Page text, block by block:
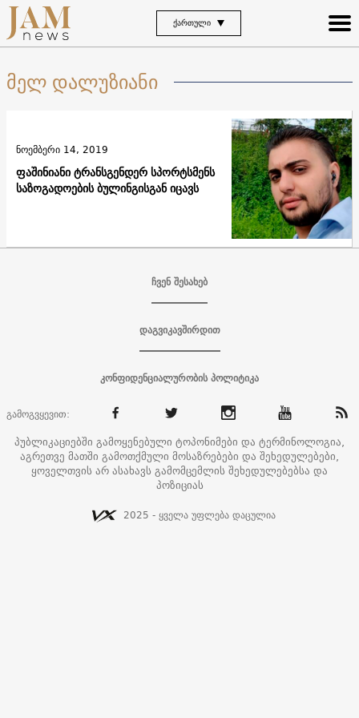
ᲥᲐᲠᲗᲣᲚᲘ
მელ დალუზიანი
ფაშინიანი ტრანსგენდერ სპორტსმენს
საზოგადოების ბულინგისგან იცავს
ნოემბერი 14, 2019
ჩვენ შესახებ
დაგვიკავშირდით
კონფიდენციალურობის პოლიტიკა
გამოგვყევით:
პუბლიკაციებში გამოყენებული ტოპონიმები და ტერმინოლოგია,
აგრეთვე მათში გამოთქმული მოსაზრებები და შეხედულებები,
ყოველთვის არ ასახავს გამომცემლის შეხედულებებსა და
პოზიციას
2025 - ყველა უფლება დაცულია